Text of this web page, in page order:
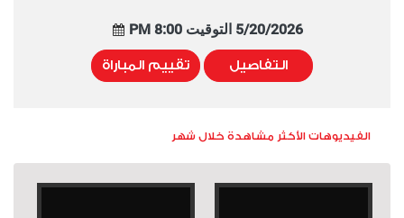
5/20/2026 التوقيت 8:00 PM
التفاصيل تقييم المباراة
الفيديوهات الأكثر مشاهدة خلال شهر